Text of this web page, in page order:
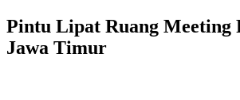
Pintu Lipat Ruang Meeting
Jawa Timur